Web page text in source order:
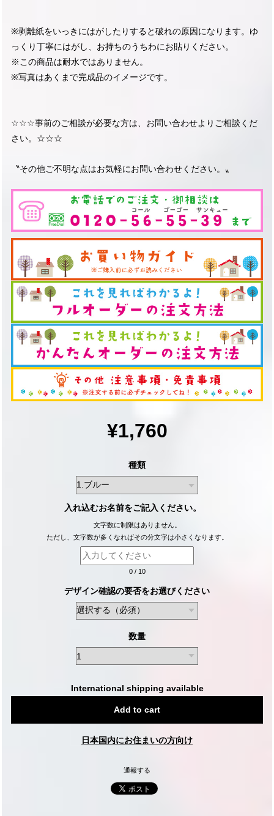
※剥離紙をいっきにはがしたりすると破れの原因になります。ゆ
っくり丁寧にはがし、お持ちのうちわにお貼りください。
※この商品は耐水ではありません。
※写真はあくまで完成品のイメージです。
☆☆☆事前のご相談が必要な方は、お問い合わせよりご相談くだ
さい。☆☆☆
〝その他ご不明な点はお気軽にお問い合わせください。〟
¥1,760
種類
入れ込むお名前をご記入ください。
文字数に制限はありません。
ただし、文字数が多くなればその分文字は小さくなります。
0/ 10
デザイン確認の要否をお選びください
数量
International shipping available
Add to cart
日本国内にお住まいの方向け
通報する